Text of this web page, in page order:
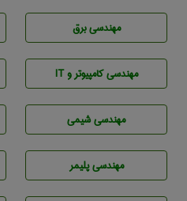
مهندسی برق
مهندسی كامپيوتر و IT
مهندسي شيمی
مهندسی پليمر